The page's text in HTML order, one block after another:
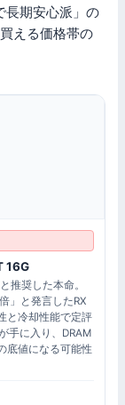
長期安心派」の
える価格帯の
16G
推奨した本命。
」と発言したRX
と冷却性能で定評
手に入り、DRAM
底値になる可能性